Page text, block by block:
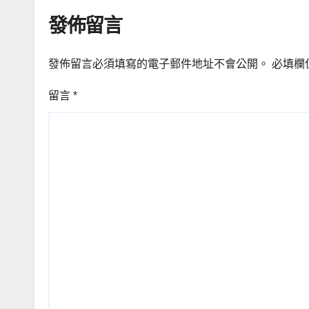
發佈留言
發佈留言必須填寫的電子郵件地址不會公開。 必填欄
留言 *